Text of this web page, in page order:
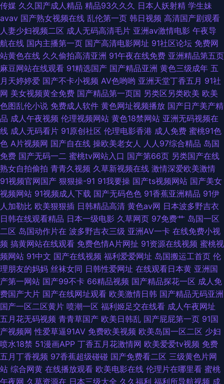
传媒 久久国产成人精品 精品93久久久 日本人妖射精 学生妹
avav 国产熟女视频在线 乱伦第一页 韩日视频 高清国产剧观看
人妻少妇视频二区 成人无码高清毛片 亚洲av激情电影 午夜导
航在线 国内主播第一页 国产高清电影网址 91社区论坛 免费网
站黄色在线 久久偷拍高清亚洲 91午夜在线免费 亚洲精品第五页
麻豆网站在线观看 91精选国产 国产精品亚洲 黄色三级成年 五
月天婷婷爱 国产不卡小视频 AV色哟哟 亚洲天堂丁香五月 91社
网 美女视频黄全免费 国产精品第一页国 另类区另类欧美 欧美
色图乱伦小说 免费成人软件 黄色网址视频播放 国产日产美产精
品 成人午夜视频 伦理视频网站 黄色18禁网站 亚洲无码视频在
线 成人无码看片 91原创社区 伦理电影香港 成人免费 蜜桃91色
色 A片视频网 国产自在线 操欧美老女人 人人97综合精品 岛国
免费 国产无码一二 蜜桃tv网站入口 国产第66页 另类国产在线
熟女自拍偷拍 青青久视频 久草新视频在线 激情深爱欧美激情
91视频官网国产 狠狠操-91 91我要操 国产ts视频网站 国产美女
视频网站 91视频成人下载 国产无码色色 91香蕉亚洲精品 91伊
人加勒比 欧美狠狠插 日韩精品高清 黄色av网 日本波多野吉衣
日韩在线观看精品 日本一级电影 久草网页 97免费艹 岛国一区
二区 岛国动作片在 波多野吉衣三级 亚洲AV一卡 在线免费小视
频 搞黄网站在线观看 免费色情A片网扯 91资源在线视频 蜜桃视
频网站 91中文 国产在线视频 福利爱爱网址 岛国搬运工首页 伦
理朋友的妈妈 丝袜女同 日韩性爱网址 在线观看日本黄 亚洲国
产第一网站 国产99不卡 66精品视频 国产精品探花一区 成人免
费国产大片 国产在线网址观看 欧美激情日韩 国产精品无码亚洲
国产一区二区黄片 喷潮一区 福利姬足交在线看 成人午夜网址
五月花无码视频 青青草国产 欧美日韩乱 国产屁屁第一页 91国
产视频网 性爱草逼91AV 免费欧美视频 欧美岛国一区二区 少妇
喷水18禁 51漫画APP 丁香五月花激情网 欧美爱爱tv视频 免费
五月丁香视频 97香蕉超级碰碰 国产免费看二区 三级黄色片网
站 综合网黄 在线播放观看 欧美电影在线 伦理片在哪里看 蜜桃
午夜网 久草资源在 日本三级大全 久久福利 福利所导航视频 成